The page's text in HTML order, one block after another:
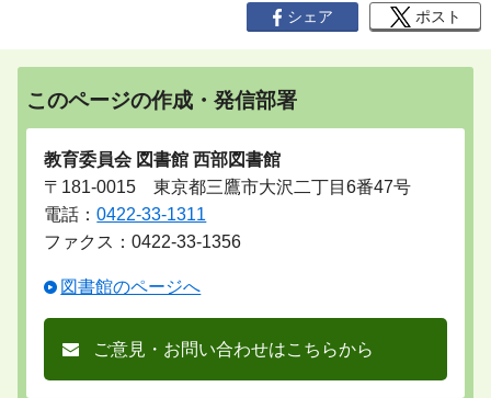
シェア ポスト
このページの作成・発信部署
教育委員会 図書館 西部図書館
〒181-0015 東京都三鷹市大沢二丁目6番47号
電話：0422-33-1311
ファクス：0422-33-1356
図書館のページへ
ご意見・お問い合わせはこちらから